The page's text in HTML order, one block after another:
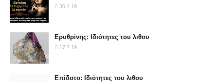
30.4.19
Ερυθρίνης: Ιδιότητες του λιθου
17.7.19
Επίδοτο: Ιδιότητες του λιθου